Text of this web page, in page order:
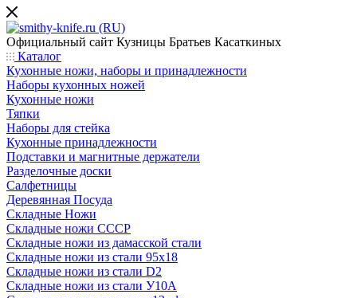
Официальный сайт Кузницы Братьев Касаткиных
Каталог
Кухонные ножи, наборы и принадлежности
Наборы кухонных ножей
Кухонные ножи
Тяпки
Наборы для стейка
Кухонные принадлежности
Подставки и магнитные держатели
Разделочные доски
Салфетницы
Деревянная Посуда
Складные Ножи
Cкладные ножи СССР
Складные ножи из дамасской стали
Складные ножи из стали 95х18
Складные ножи из стали D2
Складные ножи из стали У10А